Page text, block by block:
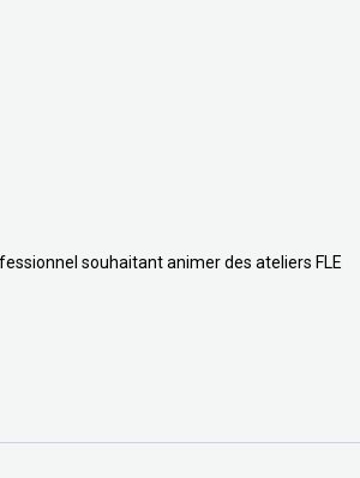
souhaitant animer des ateliers FLE